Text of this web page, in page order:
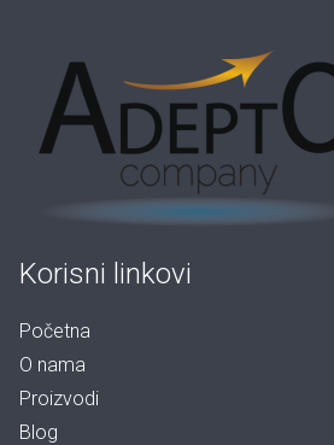
Korisni linkovi
Početna
O nama
Proizvodi
Blog